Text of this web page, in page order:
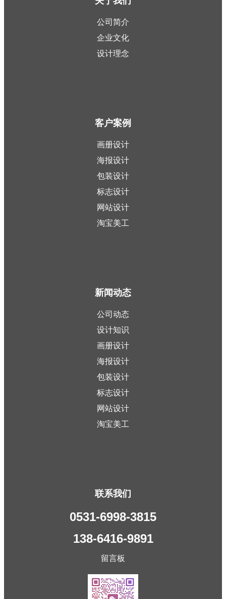
公司简介
企业文化
设计理念
客户案例
画册设计
海报设计
包装设计
标志设计
网站设计
淘宝美工
新闻动态
公司动态
设计知识
画册设计
海报设计
包装设计
标志设计
网站设计
淘宝美工
联系我们
0531-6998-3815
138-6416-9891
留言板